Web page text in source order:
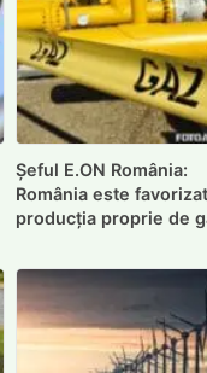
Șeful E.ON România:
România este
producția proprie de